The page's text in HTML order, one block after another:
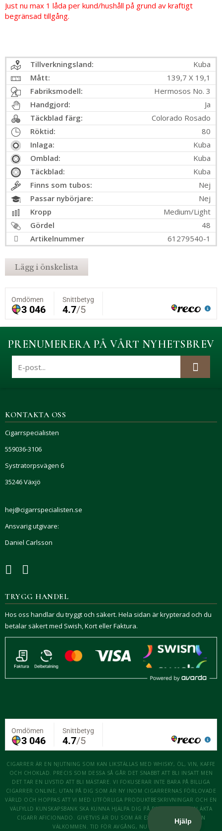
Just nu max 1 låda per kund/hushåll på grund av kraftigt
begränsad tillgång.
Tillverkningsland:
Kuba
Mått:
139,7 X 19,1
Fabriksmodell:
Hermosos No. 3
Handgjord:
Ja
Täckblad färg:
Colorado Rosado
Röktid:
80
Inlaga:
Kuba
Omblad:
Kuba
Täckblad:
Kuba
Finns som tubos:
Nej
Passar nybörjare:
Nej
Kropp
Medium/Light
Gördel
48
Artikelnummer
61279540-1
Lägg i önskelista
PRENUMERERA PÅ VÅRT NYHETSBREV
KONTAKTA OSS
Cigarrspecialisten
559036-3106
Systratorpsvägen 6
35246 Växjö
hej@cigarrspecialisten.se
Ansvarig utgivare:
Daniel Carlsson
TRYGG HANDEL
Hos oss handlar du tryggt och säkert. Hela sidan är krypterad och du
betalar säkert med Swish, Kort eller Faktura.
CIGARRER ÄR EN NJUTNING SOM KAN LIKSTÄLLAS MED WHISKY, ÖL, VIN, KAFFE
OCH CHOKLAD. PRECIS SOM DESSA SÅ GÅR DET SNABBT ATT BLI INSATT MEN
DET TAR EN LIVSTID ATT BLI MÄSTARE. VI FOKUSERAR INTE BARA PÅ BILLIGA
CIGARRER ONLINE, UTAN PÅ DIG SOM ÄR NY INOM CIGARRERNAS FÖRLOVADE
VÄRLD OCH HOPPAS ATT VI MED UTFÖRLIGA PRODUKTBESKRIVNINGAR OCH EN
VÄLFYLLD KUNSKAPSBANK SKA KUNNA HJÄLPA DIG PÅ RESAN ATT BLI EN ÄKTA
CIGARR AFICIONADO. GIVETVIS ÄR DU SOM ÄR EXPERT OCKSÅ MER ÄN
VÄLKOMMEN. TID FÖR AVGÅNG, NU KÖR VI!